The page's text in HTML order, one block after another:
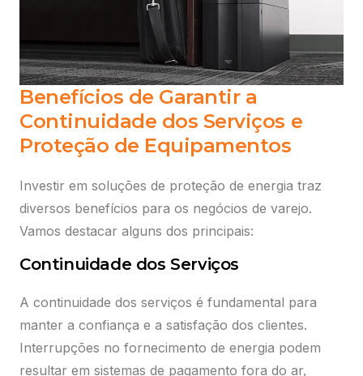
Benefícios de Garantir a
Continuidade dos Serviços e
Proteção de Equipamentos
Investir em soluções de proteção de energia traz
diversos benefícios para os negócios de varejo.
Vamos destacar alguns dos principais:
Continuidade dos Serviços
A continuidade dos serviços é fundamental para
manter a confiança e a satisfação dos clientes.
Interrupções no fornecimento de energia podem
resultar em sistemas de pagamento fora do ar,